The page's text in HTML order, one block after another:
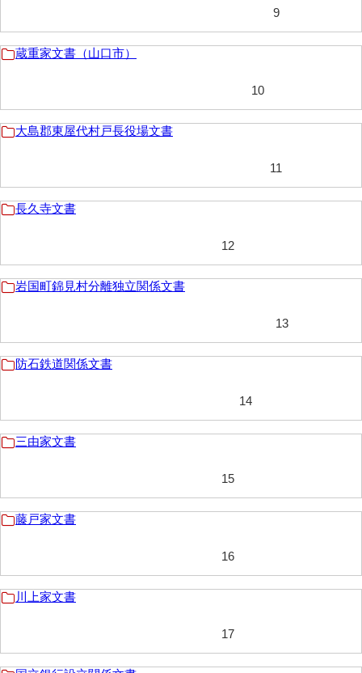
河北家文書
河野英男収集資料
清川家文書
9
10
蔵重家文書（山口市）
11
大島郡東屋代村戸長役場文書
12
長久寺文書
13
岩国町錦見村分離独立関係文書
14
防石鉄道関係文書
15
三由家文書
16
藤戸家文書
17
川上家文書